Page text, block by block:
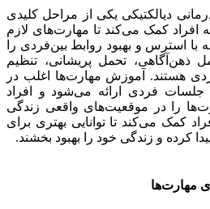
دیالکتیکی یکی از مراحل کلیدی
کمک می‌کند تا مهارت‌های لازم
با استرس و بهبود روابط بین‌فردی را
ذهن‌آگاهی، تحمل پریشانی، تنظیم
هستند. آموزش مهارت‌ها اغلب در
فردی ارائه می‌شود و افراد
را در موقعیت‌های واقعی زندگی
کمک می‌کند تا توانایی بهتری برای
کرده و زندگی خود را بهبود بخشند.
مهارت‌ها